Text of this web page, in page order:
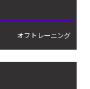
オフトレーニング